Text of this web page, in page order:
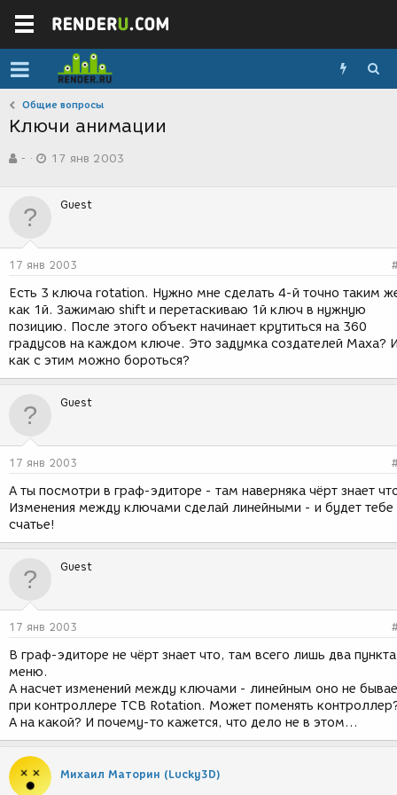
Общие вопросы
Ключи анимации
в
р
м
-
а
д
н
я
17 янв 2003
Guest
17 янв 2003
Есть 3 ключа rotation. Нужно мне сделать 4-й точно таким
как 1й. Зажимаю shift и перетаскиваю 1й ключ в нужную
позицию. После этого объект начинает крутиться на 360
градусов на каждом ключе. Это задумка создателей Маха?
как с этим можно бороться?
Guest
17 янв 2003
А ты посмотри в граф-эдиторе - там наверняка чёрт знает
Изменения между ключами сделай линейными - и будет тебе
счатье!
Guest
17 янв 2003
В граф-эдиторе не чёрт знает что, там всего лишь два пункта
меню.
А насчет изменений между ключами - линейным оно не
при контроллере TCB Rotation. Может поменять
А на какой? И почему-то кажется, что дело не в этом...
Михаил Маторин (Lucky3D)